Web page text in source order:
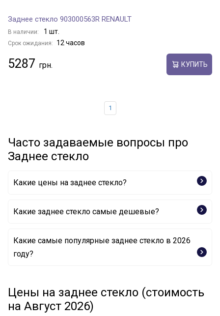
Заднее стекло 903000563R RENAULT
В наличии: 1 шт.
Срок ожидания: 12 часов
5287 КУПИТЬ
1
Часто задаваемые вопросы про
Заднее стекло
Какие цены на заднее стекло?
Какие заднее стекло самые дешевые?
Заднее стекло MH70654 MEHA AUTOMOTIVE
Заднее стекло 1767568 FORD
Какие самые популярные заднее стекло в 2026
году?
Цены на заднее стекло (стоимость
на Август 2026)